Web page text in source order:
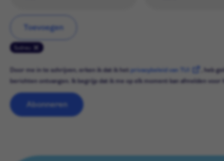
Toevoegen
Sydney
Door me in te schrijven, erken ik dat ik het privacybeleid van TUI
, heb
berichten ontvangen. Ik begrijp dat ik me op elk moment kan afmelden voor
Abonneren